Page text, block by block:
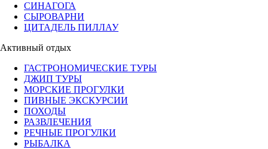
СИНАГОГА
СЫРОВАРНИ
ЦИТАДЕЛЬ ПИЛЛАУ
Активный отдых
ГАСТРОНОМИЧЕСКИЕ ТУРЫ
ДЖИП ТУРЫ
МОРСКИЕ ПРОГУЛКИ
ПИВНЫЕ ЭКСКУРСИИ
ПОХОДЫ
РАЗВЛЕЧЕНИЯ
РЕЧНЫЕ ПРОГУЛКИ
РЫБАЛКА